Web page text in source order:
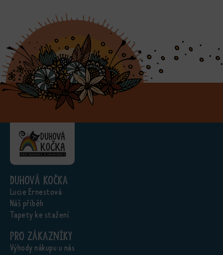
Duhová kočka
Lucie Ernestová
Náš příběh
Tapety ke stažení
Pro zákazníky
Výhody nákupu u nás